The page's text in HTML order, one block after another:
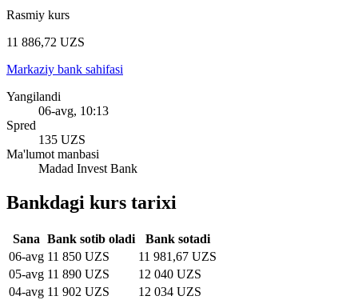
Rasmiy kurs
11 886,72 UZS
Markaziy bank sahifasi
Yangilandi
06-avg, 10:13
Spred
135 UZS
Ma'lumot manbasi
Madad Invest Bank
Bankdagi kurs tarixi
Sana Bank sotib oladi
Bank sotadi
06-avg 11 850 UZS
11 981,67 UZS
05-avg 11 890 UZS
12 040 UZS
04-avg 11 902 UZS
12 034 UZS